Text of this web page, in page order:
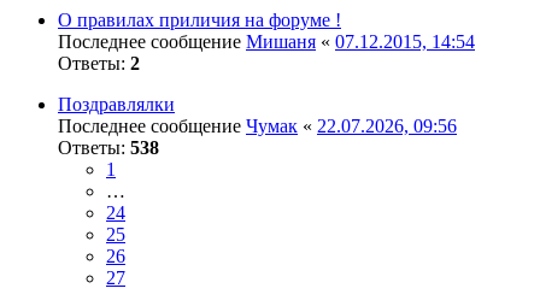
О правилах приличия на форуме !
Последнее сообщение Мишаня « 07.12.2015, 14:54
Ответы: 2
Поздравлялки
Последнее сообщение Чумак « 22.07.2026, 09:56
Ответы: 538
1
…
24
25
26
27